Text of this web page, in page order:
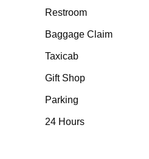
Restroom
Baggage Claim
Taxicab
Gift Shop
Parking
24 Hours